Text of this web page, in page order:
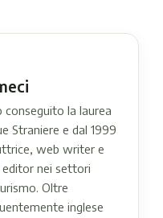
conseguito la laurea
Straniere e dal 1999
web writer e
nei settori
Oltre
inglese